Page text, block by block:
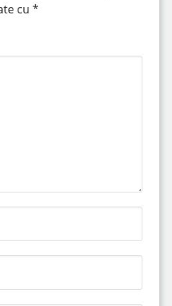
cu *